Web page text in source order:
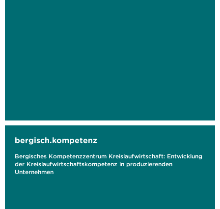
bergisch.kompetenz
Bergisches Kompetenzzentrum Kreislaufwirtschaft: Entwicklung
der Kreislaufwirtschaftskompetenz in produzierenden
Unternehmen